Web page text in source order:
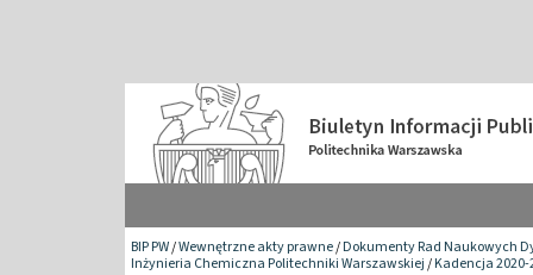
BIP PW/Wewnętrzne akty prawne/Dokumenty Rad Naukowych
Inżynieria Chemiczna Politechniki Warszawskiej/Kadencja 2020-